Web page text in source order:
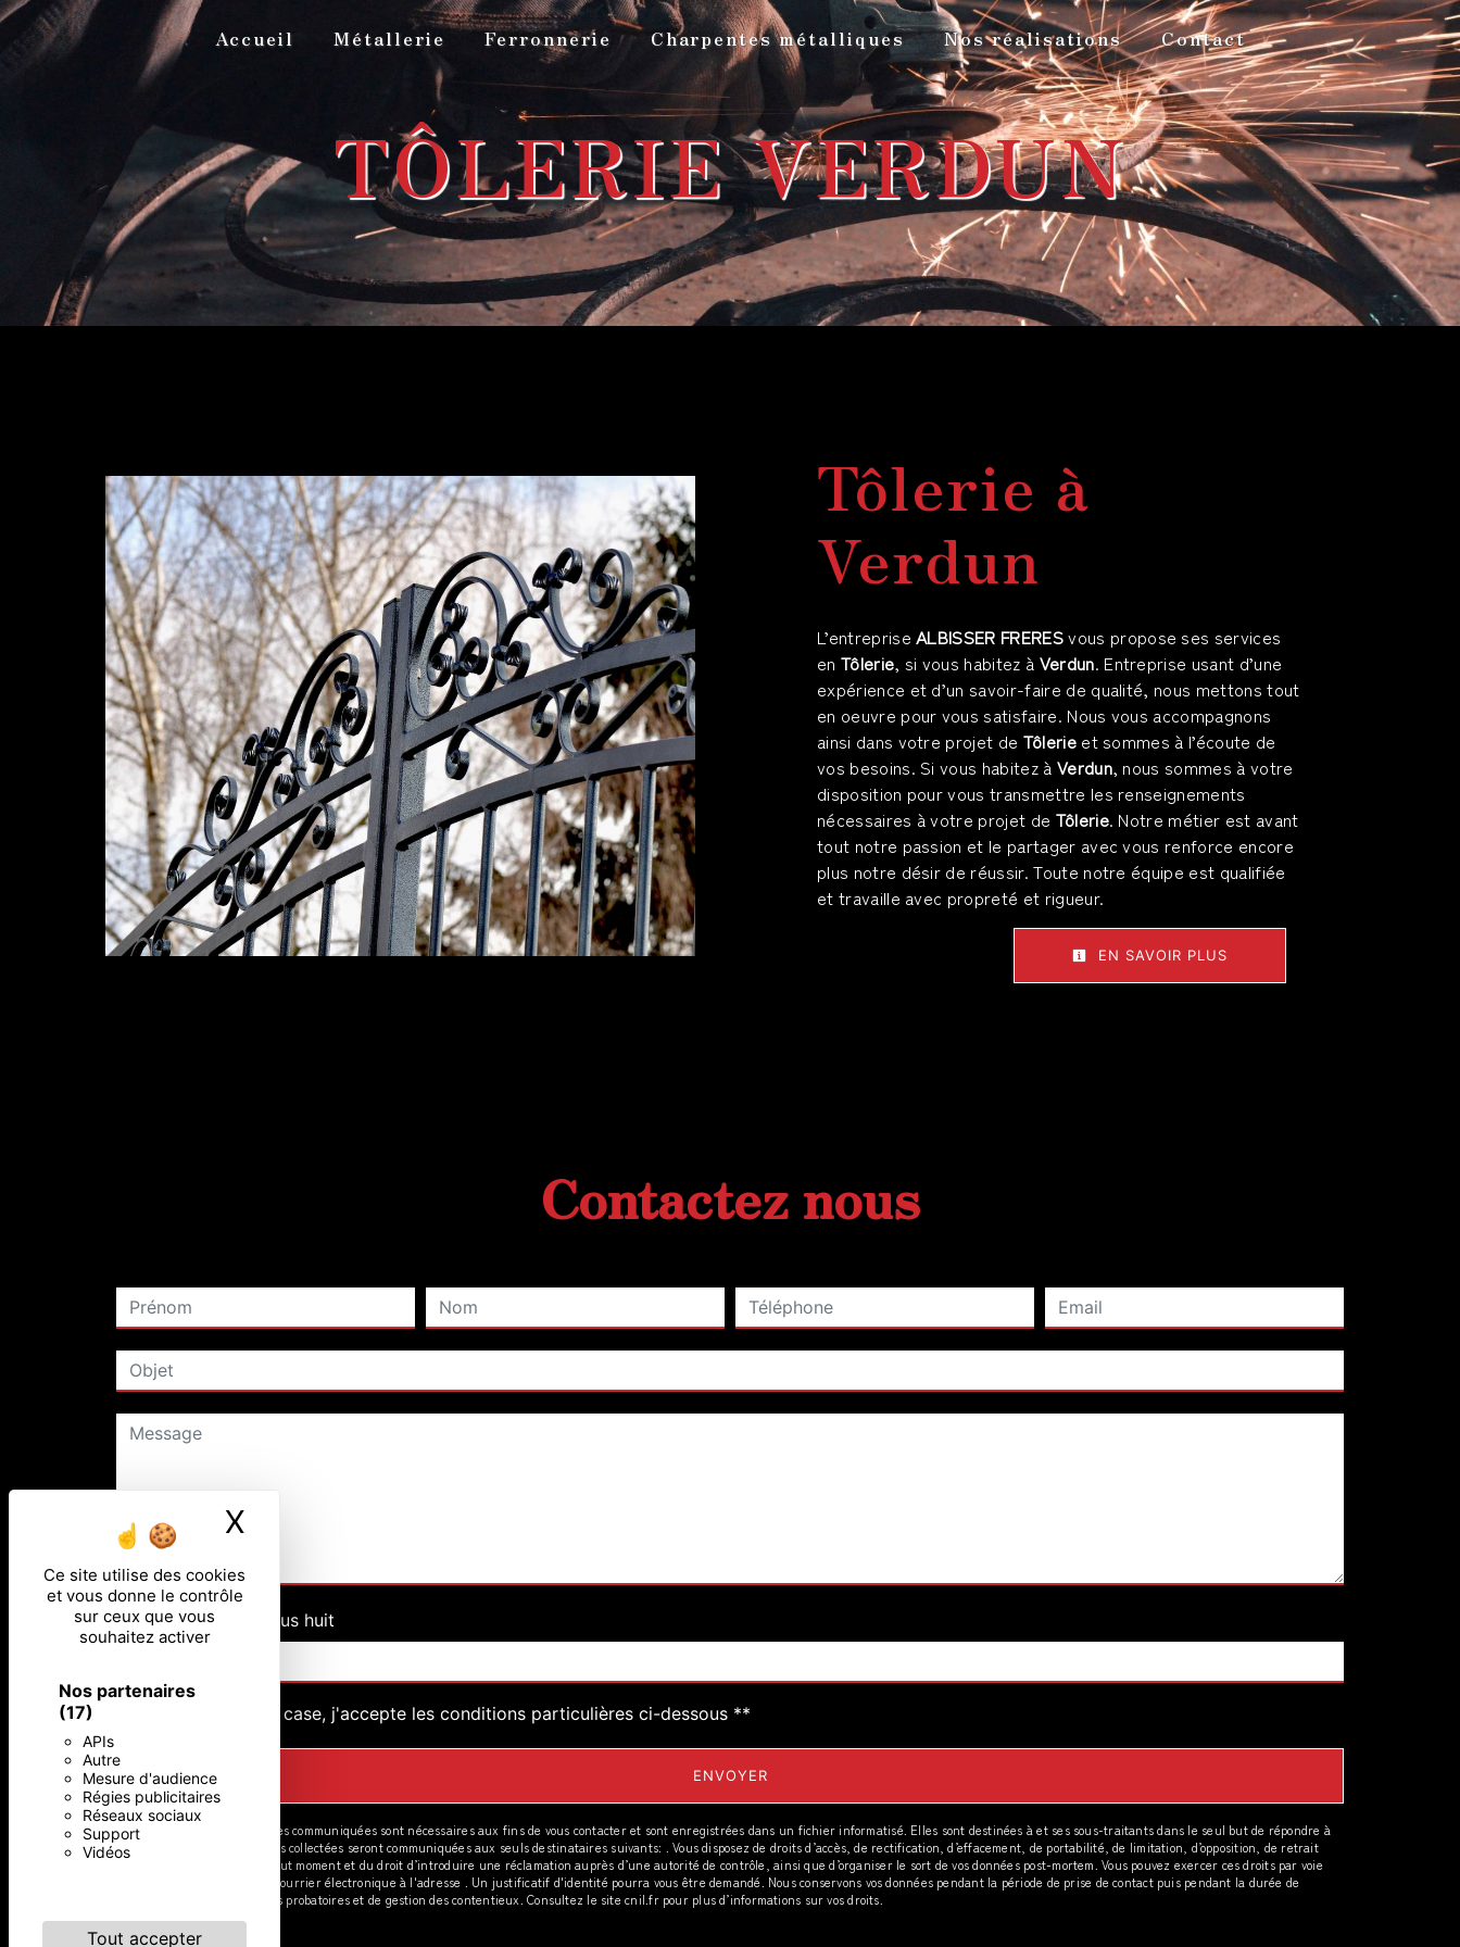
Panneau de gestion des cookies
Ce site utilise des cookies
et vous donne le contrôle
sur ceux que vous
souhaitez activer
Nos partenaires
(17)
APIs
Autre
Mesure d'audience
Régies publicitaires
Réseaux sociaux
Support
Vidéos
Tout accepter
X
Accueil Métallerie Ferronnerie Charpentes métalliques Nos réalisations Contact
TÔLERIE VERDUN
Tôlerie à
Verdun
L’entrepriseALBISSER FRERESvous propose ses services
en Tôlerie, si vous habitez à Verdun. Entreprise usant d’une
expérience et d’un savoir-faire de qualité, nous mettons tout
en oeuvre pour vous satisfaire. Nous vous accompagnons
ainsi dans votre projet de Tôlerieet sommes à l’écoute de
vos besoins. Si vous habitez à Verdun, nous sommes à votre
disposition pour vous transmettre les renseignements
nécessaires à votre projet de Tôlerie. Notre métier est avant
tout notre passion et le partager avec vous renforce encore
plus notre désir de réussir. Toute notre équipe est qualifiée
et travaille avec propreté et rigueur.
EN SAVOIR PLUS
Contactez nous
Combien font dix plus huit
En cochant cette case, j'accepte les conditions particulières ci-dessous **
ENVOYER
** Les données personnelles communiquées sont nécessaires aux fins de vous contacter et sont enregistrées dans un fichier informatisé. Elles sont destinées à et ses sous-traitants dans le seul but de répondre à
votre message. Les données collectées seront communiquées aux seuls destinataires suivants: . Vous disposez de droits d’accès, de rectification, d’effacement, de portabilité, de limitation, d’opposition, de retrait
de votre consentement à tout moment et du droit d’introduire une réclamation auprès d’une autorité de contrôle, ainsi que d’organiser le sort de vos données post-mortem. Vous pouvez exercer ces droits par voie
postale à l'adresse ou par courrier électronique à l'adresse . Un justificatif d'identité pourra vous être demandé. Nous conservons vos données pendant la période de prise de contact puis pendant la durée de
prescription légale aux fins probatoires et de gestion des contentieux. Consultez le site cnil.fr pour plus d’informations sur vos droits.